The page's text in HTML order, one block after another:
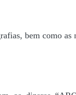
bem como as